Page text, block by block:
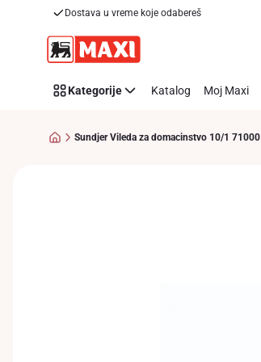
Dostava u vreme koje odabereš
Kategorije Katalog Moj Maxi
Sundjer Vileda za domacinstvo 10/1 71000